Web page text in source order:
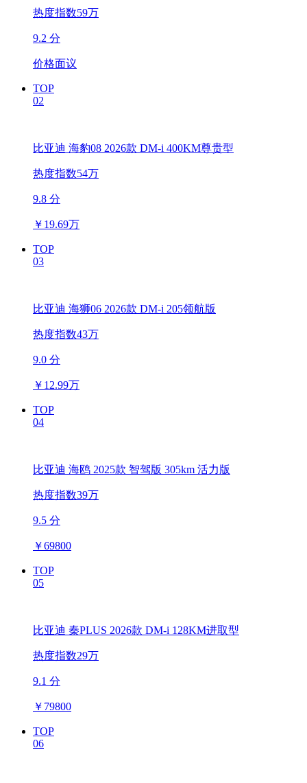
热度指数59万
9.2 分
价格面议
TOP
02
比亚迪 海豹08 2026款 DM-i 400KM尊贵型
热度指数54万
9.8 分
￥ 19.69万
TOP
03
比亚迪 海狮06 2026款 DM-i 205领航版
热度指数43万
9.0 分
￥ 12.99万
TOP
04
比亚迪 海鸥 2025款 智驾版 305km 活力版
热度指数39万
9.5 分
￥69800
TOP
05
比亚迪 秦PLUS 2026款 DM-i 128KM进取型
热度指数29万
9.1 分
￥ 79800
TOP
06